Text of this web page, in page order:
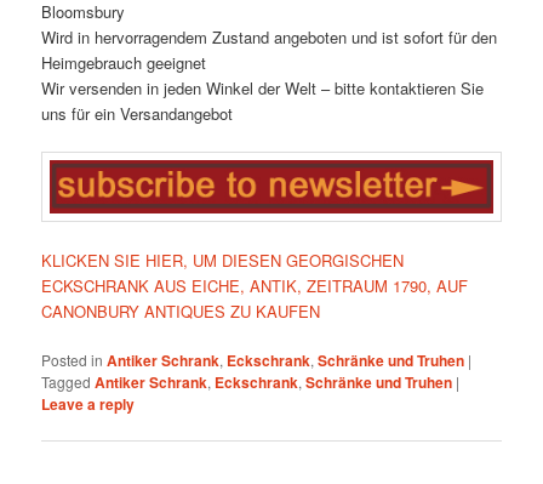
Bloomsbury
Wird in hervorragendem Zustand angeboten und ist sofort für den
Heimgebrauch geeignet
Wir versenden in jeden Winkel der Welt – bitte kontaktieren Sie
uns für ein Versandangebot
KLICKEN SIE HIER, UM DIESEN GEORGISCHEN
ECKSCHRANK AUS EICHE, ANTIK, ZEITRAUM 1790, AUF
CANONBURY ANTIQUES ZU KAUFEN
Posted in Antiker Schrank, Eckschrank,Schränke und Truhen |
Tagged Antiker Schrank, Eckschrank,Schränke und Truhen |
Leave a reply